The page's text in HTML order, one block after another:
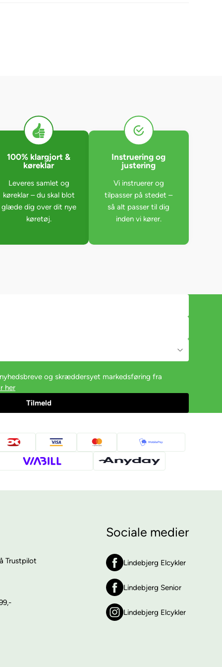
100% klargjort &
køreklar
Leveres samlet og
køreklar – du skal blot
glæde dig over dit nye
køretøj.
Instruering og
justering
Vi instruerer og
tilpasser på stedet –
så alt passer til dig
inden vi kører.
og skræddersyet markedsføring fra
her
Trustpilot
Sociale medier
Lindebjerg Elcykler
Lindebjerg Senior
Lindebjerg Elcykler